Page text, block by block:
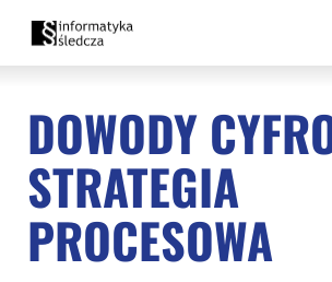
Przejdź
do
treści
Deklaracja
dostępności
DOWODY
STRATEGIA
PROCESOWA